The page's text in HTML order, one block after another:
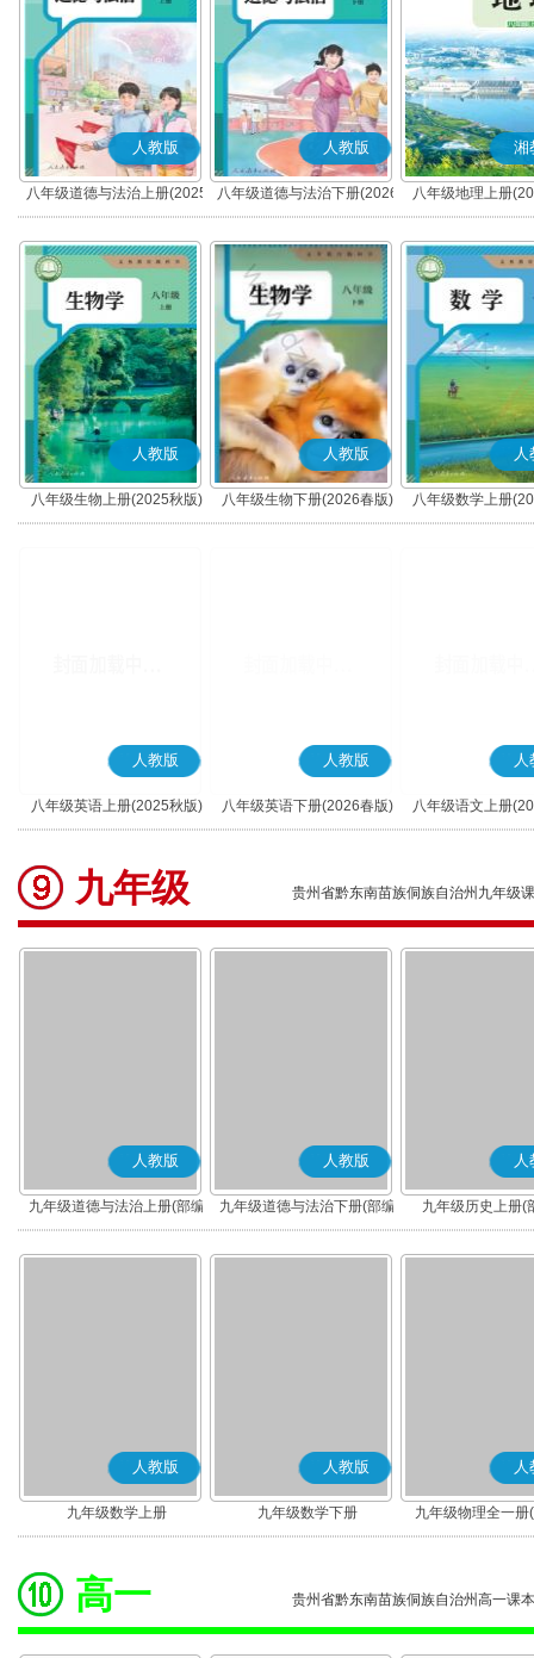
人教版
八年级道德与法治上册(2025
秋版)(部编版)
人教版
八年级道德与法治下册(2026
春版)(部编版)
湘
八年级地理上册
人教版
八年级生物上册(2025秋版)
人教版
八年级生物下册(2026春版)
人
八年级数学上册
人教版
八年级英语上册(2025秋版)
人教版
八年级英语下册(2026春版)
人
八年级语文上册
(部编版)
九年级 贵州省黔东南苗族侗族自治州九年级
人教版
九年级道德与法治上册(部编
版)
人教版
九年级道德与法治下册(部编
版)
人
九年级历史上册(
人教版
九年级数学上册
人教版
九年级数学下册
人
九年级物理全一册
版)
高一 贵州省黔东南苗族侗族自治州高一课